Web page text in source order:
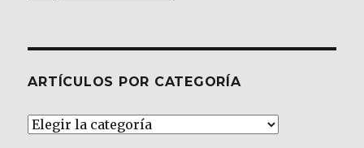
ARTÍCULOS POR CATEGORÍA
Artículos